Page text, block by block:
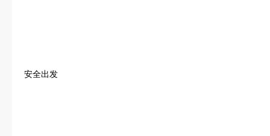
安全出发